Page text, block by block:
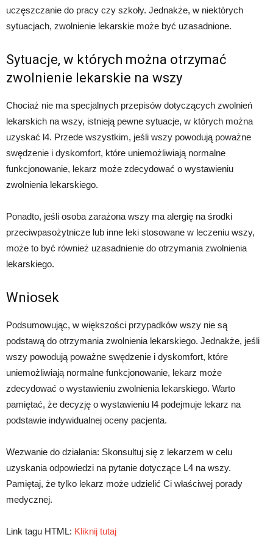
uczęszczanie do pracy czy szkoły. Jednakże, w niektórych
sytuacjach, zwolnienie lekarskie może być uzasadnione.
Sytuacje, w których można otrzymać
zwolnienie lekarskie na wszy
Chociaż nie ma specjalnych przepisów dotyczących zwolnień
lekarskich na wszy, istnieją pewne sytuacje, w których można
uzyskać l4. Przede wszystkim, jeśli wszy powodują poważne
swędzenie i dyskomfort, które uniemożliwiają normalne
funkcjonowanie, lekarz może zdecydować o wystawieniu
zwolnienia lekarskiego.
Ponadto, jeśli osoba zarażona wszy ma alergię na środki
przeciwpasożytnicze lub inne leki stosowane w leczeniu wszy,
może to być również uzasadnienie do otrzymania zwolnienia
lekarskiego.
Wniosek
Podsumowując, w większości przypadków wszy nie są
podstawą do otrzymania zwolnienia lekarskiego. Jednakże, jeśli
wszy powodują poważne swędzenie i dyskomfort, które
uniemożliwiają normalne funkcjonowanie, lekarz może
zdecydować o wystawieniu zwolnienia lekarskiego. Warto
pamiętać, że decyzję o wystawieniu l4 podejmuje lekarz na
podstawie indywidualnej oceny pacjenta.
Wezwanie do działania: Skonsultuj się z lekarzem w celu
uzyskania odpowiedzi na pytanie dotyczące L4 na wszy.
Pamiętaj, że tylko lekarz może udzielić Ci właściwej porady
medycznej.
Link tagu HTML: Kliknij tutaj